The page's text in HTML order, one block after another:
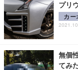
プリ
カー
無個
てみ